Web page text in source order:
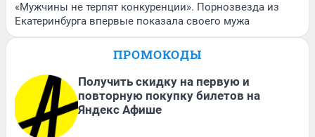
«Мужчины не терпят конкуренции». Порнозвезда из
Екатеринбурга впервые показала своего мужа
ПРОМОКОДЫ
Получить скидку на первую и
повторную покупку билетов на
Яндекс Афише